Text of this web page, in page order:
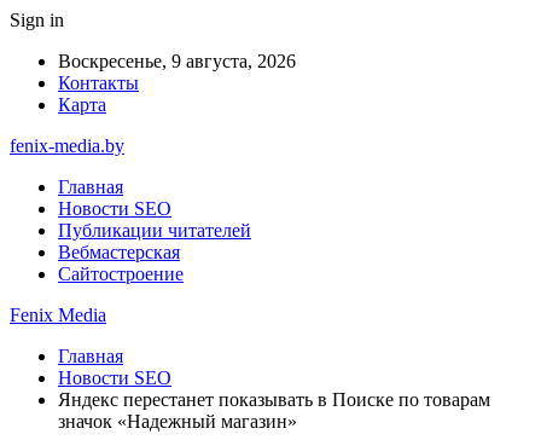
Sign in
Воскресенье, 9 августа, 2026
Контакты
Карта
fenix-media.by
Главная
Новости SEO
Публикации читателей
Вебмастерская
Сайтостроение
Fenix Media
Главная
Новости SEO
Яндекс перестанет показывать в Поиске по товарам
значок «Надежный магазин»